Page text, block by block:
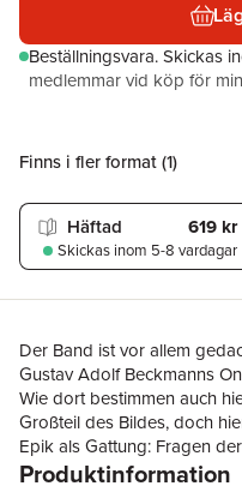
Beställningsvara.Skickas
medlemmar vid köp för
Finns i fler format (1)
Häftad 619 kr
Skickas inom 5-8 vardagar
Der Band ist vor allem
Gustav Adolf Beckmanns
Wie dort bestimmen auch
Großteil des Bildes, doch
Epik als Gattung: Fragen
Historizität des
Produktinformation